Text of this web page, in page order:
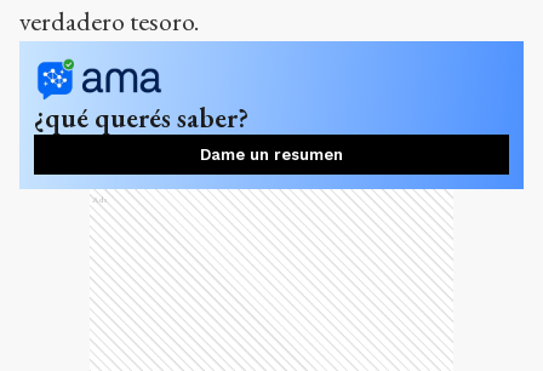
verdadero tesoro.
¿qué querés saber?
Dame un resumen
Ads